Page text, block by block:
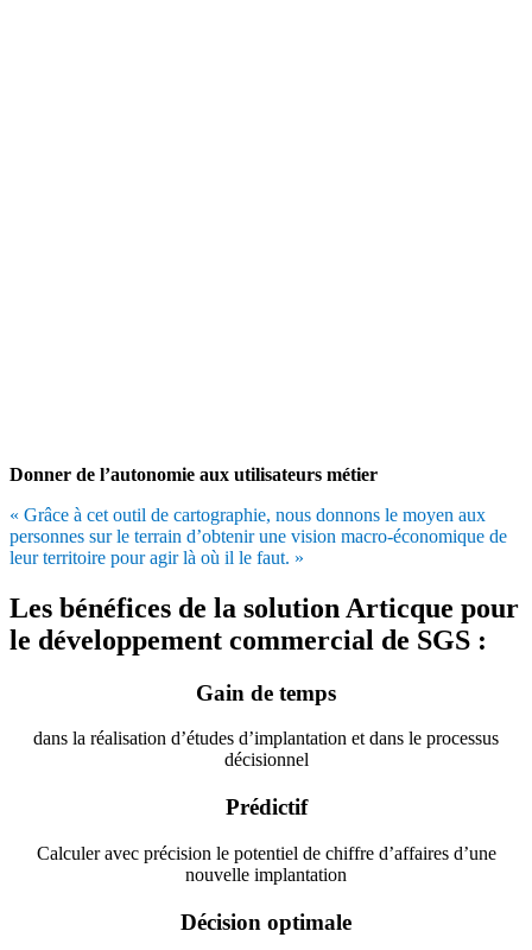
Donner de l’autonomie aux utilisateurs métier
« Grâce à cet outil de cartographie, nous donnons le moyen aux
personnes sur le terrain d’obtenir une vision macro-économique de
leur territoire pour agir là où il le faut. »
Les bénéfices de la solution Articque pour
le développement commercial de SGS :
Gain de temps
dans la réalisation d’études d’implantation et dans le processus
décisionnel
Prédictif
Calculer avec précision le potentiel de chiffre d’affaires d’une
nouvelle implantation
Décision optimale